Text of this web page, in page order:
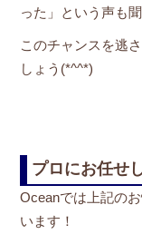
った」という声も聞
このチャンスを逃
しょう(*^^*)
プロにお任せ
Oceanでは上記の
います！